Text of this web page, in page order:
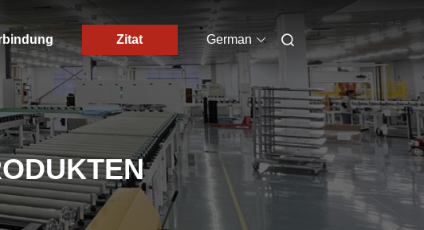
Zitat German